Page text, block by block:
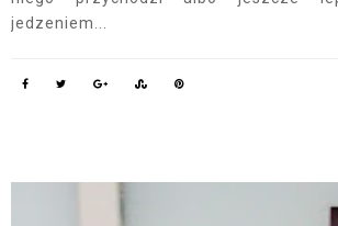
jedzeniem...